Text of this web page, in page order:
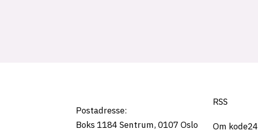
Postadresse:
Boks 1184 Sentrum,0107 Oslo
RSS
Om kode24